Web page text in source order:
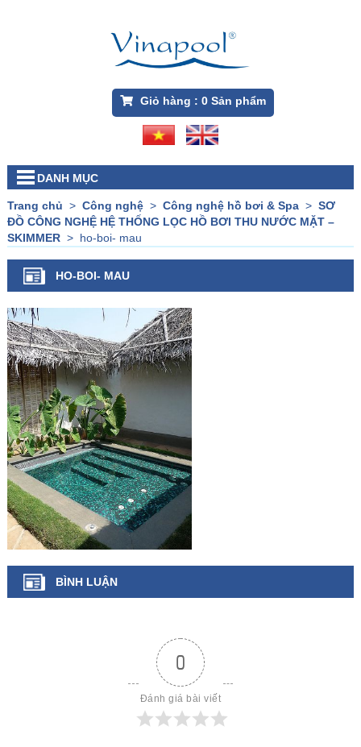
Giỏ hàng : 0Sản phẩm
DANH MỤC
Trang chủ > Công nghệ> Công nghệ hồ bơi & Spa> SƠ
ĐỒ CÔNG NGHỆ HỆ THỐNG LỌC HỒ BƠI THU NƯỚC MẶT –
SKIMMER> ho-boi- mau
HO-BOI- MAU
BÌNH LUẬN
0
Đánh giá bài viết